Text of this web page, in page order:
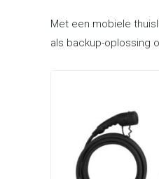
Met een mobiele
als backup-oplossing